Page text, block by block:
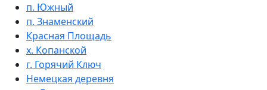
п. Южный
п. Знаменский
Красная Площадь
х. Копанской
г. Горячий Ключ
Немецкая деревня